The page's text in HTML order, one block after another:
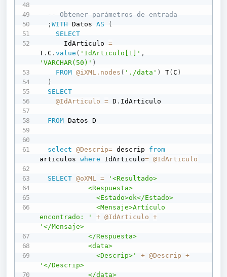
-- Obtener parámetros de entrada
;WITH Datos AS
(
SELECT
      IdArticulo
=
T .C .value ( 'IdArticulo[1]' ,
'VARCHAR(50)' )
FROM @iXML.nodes ( './data' ) T(C )
)
SELECT
@IdArticulo
= D . IdArticulo
FROM Datos D
select @Descrip= descrip from
articulos where IdArticulo= @IdArticulo
SELECT @oXML =
'<Resultado>
            <Respuesta>
              <Estado>ok</Estado>
              <Mensaje>Artículo
encontrado: '
+ @IdArticulo
+
'</Mensaje>
            </Respuesta>
            <data>
              <Descrip>'
+ @Descrip
+
'</Descrip>
            </data>